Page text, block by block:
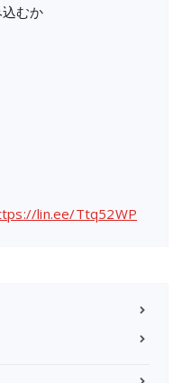
むか
lin.ee/Ttq52WP